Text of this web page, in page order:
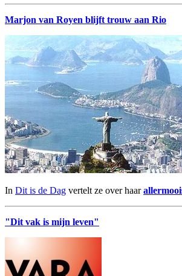
Marjon van Royen blijft trouw aan Rio
In Dit is de Dag vertelt ze over haar
"Dit vak is mijn leven"